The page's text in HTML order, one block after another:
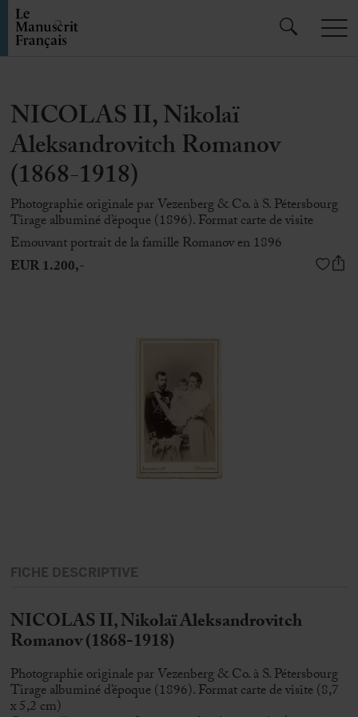
NICOLAS II, Nikolaï
Aleksandrovitch Romanov
(1868-1918)
Photographie originale par Vezenberg & Co. à S. Pétersbourg
Tirage albuminé d’époque (1896). Format carte de visite
Emouvant portrait de la famille Romanov en 1896
EUR 1.200,-
FICHE DESCRIPTIVE
NICOLAS II, Nikolaï Aleksandrovitch
Romanov (1868-1918)
Photographie originale par Vezenberg & Co. à S. Pétersbourg
Tirage albuminé d’époque (1896). Format carte de visite (8,7
x 5,2 cm)